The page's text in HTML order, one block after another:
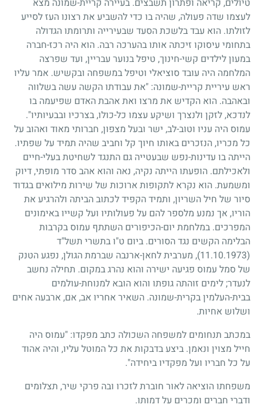
לעצמו שדה פעולה, שהיה בו כדי להשביע את רצונו העז לסייע
לזולתו. הוא עבד בלשכת הסעד שבעירייה ותרומתו הגדולה
בתחומי עיסוקו זיכתה אותו בהערכה רבה. הוא היה רכז-חברה
במעון לילדים קשי-חינוך, טיפל בנוער עבריין, ועד שפרצה
המלחמה היה עובד סוציאלי וטיפל במשפחה ובקשיש. אמר עליו
ראש עיריית קריית-שמונה: "את עבודתו הקשה עשה בשלווה
ובאהבה. הוא הקדיש את מרצו ואת אהבת האדם שפיעמה בו
לנדכא, לזקן ולנצרך ושיקע עצמו כל-כולו, בצרכיו ובבעיותיו".
עמוס היה עניו וטוב-לב, ישר ובעל מצפון, חברותי מאוד ואהוב על
כל מכריו, הנזכרים באותו חיוך קל וחביב שהיה תמיד על שפתיו.
הייתה בו עדינות-נפש שבעטייה גם התנגד לשחיטת בעלי-חיים
ולאכילתם. הופעתו הייתה נקיה, נאה והוא אהב סדר מופתי, דיוק
ומשמעת. הוא נקרא לתקופות ארוכות של שירות מילואים בגדוד
סיור של חיל השריון, ותמיד הקפיד לכתוב הביתה ולהרגיע את
הוריו, אך נמנע מלספר להם על פעולותיו ועל קשייו באימונים
המפרכים. במלחמת יום-הכיפורים השתתף עמוס בקרבות
הבלימה הקשים נגד הסורים. ביום ט"ו בתשרי תשל"ד
(11.10.1973)
, מערבית לחאן-ארנבה שברמת הגולן, נפגע הטנק
של סמל עמוס פגיעה ישירה והוא נהרג במקום. תחילה נחשב
לנעדר; לימים זוהתה גופתו והוא הובא למנוחת-עולמים
בבית-העלמין בקרית-שמונה. השאיר אחריו אב, אם, ארבעה אחים
ושלוש אחיות.
במכתב תנחומים למשפחה השכולה כתב מפקדו: "עמוס היה
חייל מצוין ונאמן. ביצע בדבקות את כל המוטל עליו, והיה אהוד
על כל חבריו ועל מפקדיו ביחידה".
משפחתו הוציאה לאור חוברת לזכרו ובה פרקי שיר, תצלומים
ודברי חברים ומכרים על דמותו.